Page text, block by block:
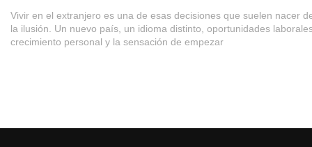
Vivir en el extranjero es una de esas decisiones que suelen nacer
la ilusión. Un nuevo país, un idioma distinto, oportunidades
crecimiento personal y la sensación de empezar